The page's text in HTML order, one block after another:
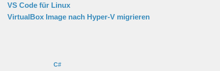
VS Code für Linux
VirtualBox Image nach Hyper-V migrieren
C#